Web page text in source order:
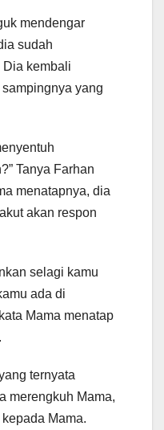
mendengar
sudah
Dia kembali
yang
Tanya Farhan
menatapnya, dia
akan respon
selagi kamu
ada di
Mama menatap
ternyata
merengkuh Mama,
Mama.